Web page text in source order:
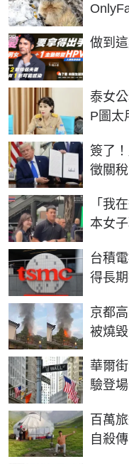
做到
PR
泰女
P圖
簽了
徵關
「我
本女
台積
得長
京都
被燒
華爾
驗登
百萬
自殺